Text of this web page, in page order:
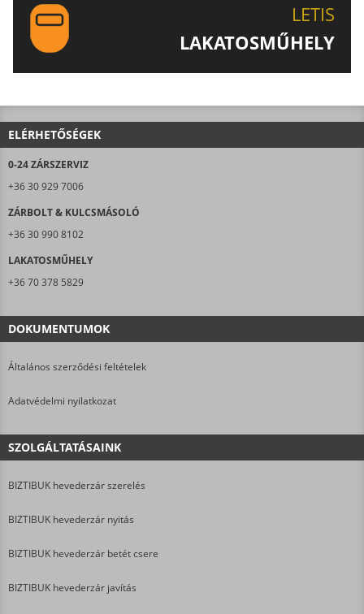
LETIS
LAKATOSMŰHELY
ELÉRHETŐSÉGEK
0-24 ZÁRSZERVIZ
+36 30 929 7006
ZÁRBOLT & KULCSMÁSOLÓ
+36 30 990 8102
LAKATOSMŰHELY
+36 70 378 5829
DOKUMENTUMOK
Általános szerződési feltételek
Adatvédelmi nyilatkozat
SZOLGÁLTATÁSAINK
BIZTIBUK hevederzár szerelés
BIZTIBUK hevederzár nyitás
BIZTIBUK hevederzár betét csere
BIZTIBUK hevederzár javítás